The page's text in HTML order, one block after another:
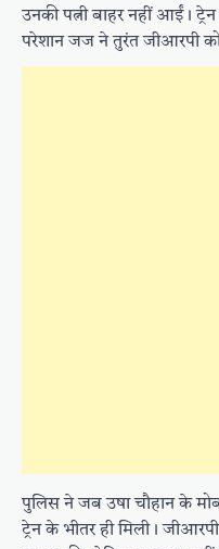
उनकी पत्नी बाहर नहीं आईं।
परेशान जज ने तुरंत जीआरपी
पुलिस ने जब उषा चौहान के
ट्रेन के भीतर ही मिली।